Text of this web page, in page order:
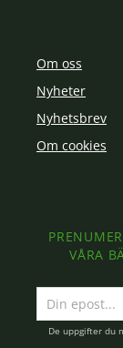
Om oss
Nyheter
Nyhetsbrev
Om cookies
VÅRA
postadress
De uppgifter du